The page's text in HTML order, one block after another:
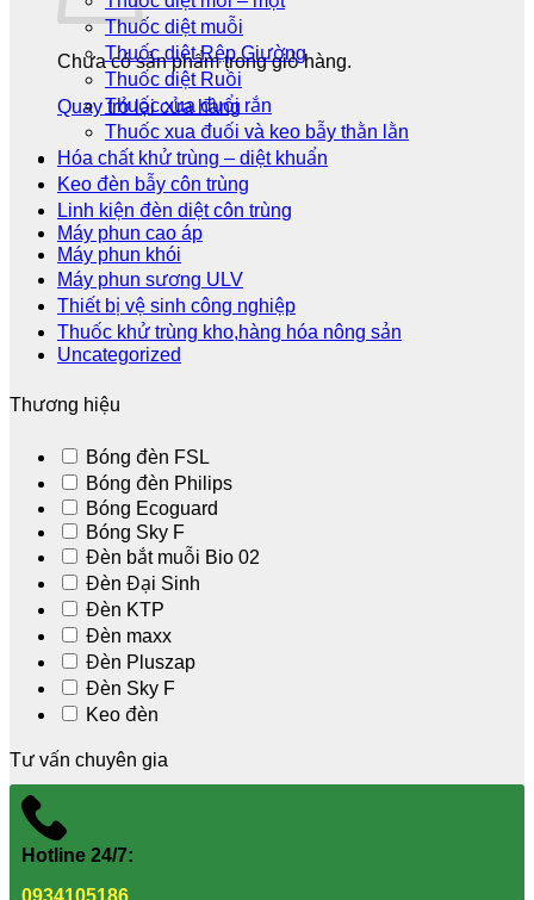
Chưa có sản phẩm trong giỏ hàng.
Quay trở lại cửa hàng
Thuốc diệt muỗi
Thuốc diệt Rệp Giường
Thuốc diệt Ruồi
Thuốc xua đuổi rắn
Thuốc xua đuối và keo bẫy thằn lằn
Hóa chất khử trùng – diệt khuẩn
Keo đèn bẫy côn trùng
Linh kiện đèn diệt côn trùng
Máy phun cao áp
Máy phun khói
Máy phun sương ULV
Thiết bị vệ sinh công nghiệp
Thuốc khử trùng kho,hàng hóa nông sản
Uncategorized
Thương hiệu
Bóng đèn FSL
Bóng đèn Philips
Bóng Ecoguard
Bóng Sky F
Đèn bắt muỗi Bio 02
Đèn Đại Sinh
Đèn KTP
Đèn maxx
Đèn Pluszap
Đèn Sky F
Keo đèn
Tư vấn chuyên gia
Hotline 24/7:
0934105186